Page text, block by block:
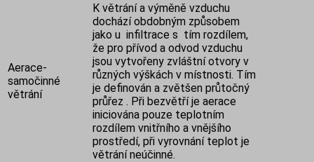
Aerace-
samočinné
větrání
K větrání a výměně vzduchu
dochází obdobným způsobem
jako u infiltrace s tím rozdílem,
že pro přívod a odvod vzduchu
jsou vytvořeny zvláštní otvory v
různých výškách v místnosti. Tím
je definován a zvětšen průtočný
průřez . Při bezvětří je aerace
iniciována pouze teplotním
rozdílem vnitřního a vnějšího
prostředí, při vyrovnání teplot je
větrání neúčinné.